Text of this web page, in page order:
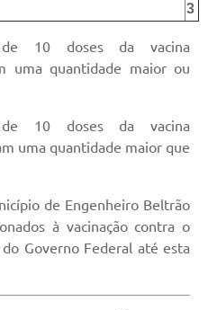
3
de 10 doses da vacina
uma quantidade maior ou
de 10 doses da vacina
uma quantidade maior que
de Engenheiro Beltrão
à vacinação contra o
Governo Federal até esta